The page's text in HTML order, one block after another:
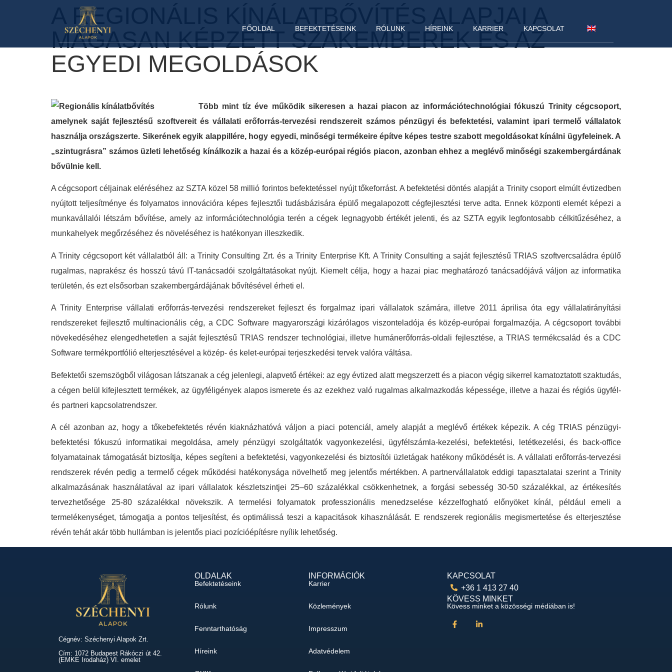
FŐOLDAL BEFEKTETÉSEINK RÓLUNK HÍREINK KARRIER KAPCSOLAT
A REGIONÁLIS KÍNÁLATBŐVÍTÉS ALAPJAI A
MAGASAN KÉPZETT SZAKEMBEREK ÉS AZ
EGYEDI MEGOLDÁSOK
Több mint tíz éve működik sikeresen a hazai piacon az információtechnológiai fókuszú Trinity cégcsoport,
amelynek saját fejlesztésű szoftvereit és vállalati erőforrás-tervezési rendszereit számos pénzügyi és befektetési, valamint ipari termelő vállalatok
használja országszerte. Sikerének egyik alappillére, hogy egyedi, minőségi termékeire építve képes testre szabott megoldásokat kínálni ügyfeleinek. A
„szintugrásra” számos üzleti lehetőség kínálkozik a hazai és a közép-európai régiós piacon, azonban ehhez a meglévő minőségi szakembergárdának
bővülnie kell.
A cégcsoport céljainak eléréséhez az SZTA közel 58 millió forintos befektetéssel nyújt tőkeforrást. A befektetési döntés alapját a Trinity csoport elmúlt évtizedben
nyújtott teljesítménye és folyamatos innovációra képes fejlesztői tudásbázisára épülő megalapozott cégfejlesztési terve adta. Ennek központi elemét képezi a
munkavállalói létszám bővítése, amely az információtechnológia terén a cégek legnagyobb értékét jelenti, és az SZTA egyik legfontosabb célkitűzéséhez, a
munkahelyek megőrzéséhez és növeléséhez is hatékonyan illeszkedik.
A Trinity cégcsoport két vállalatból áll: a Trinity Consulting Zrt. és a Trinity Enterprise Kft. A Trinity Consulting a saját fejlesztésű TRIAS szoftvercsaládra épülő
rugalmas, naprakész és hosszú távú IT-tanácsadói szolgáltatásokat nyújt. Kiemelt célja, hogy a hazai piac meghatározó tanácsadójává váljon az informatika
területén, és ezt elsősorban szakembergárdájának bővítésével érheti el.
A Trinity Enterprise vállalati erőforrás-tervezési rendszereket fejleszt és forgalmaz ipari vállalatok számára, illetve 2011 áprilisa óta egy vállalatirányítási
rendszereket fejlesztő multinacionális cég, a CDC Software magyarországi kizárólagos viszonteladója és közép-európai forgalmazója. A cégcsoport további
növekedéséhez elengedhetetlen a saját fejlesztésű TRIAS rendszer technológiai, illetve humánerőforrás-oldali fejlesztése, a TRIAS termékcsalád és a CDC
Software termékportfólió elterjesztésével a közép- és kelet-európai terjeszkedési tervek valóra váltása.
Befektetői szemszögből világosan látszanak a cég jelenlegi, alapvető értékei: az egy évtized alatt megszerzett és a piacon végig sikerrel kamatoztatott szaktudás,
a cégen belül kifejlesztett termékek, az ügyféligények alapos ismerete és az ezekhez való rugalmas alkalmazkodás képessége, illetve a hazai és régiós ügyfél-
és partneri kapcsolatrendszer.
A cél azonban az, hogy a tőkebefektetés révén kiaknázhatóvá váljon a piaci potenciál, amely alapját a meglévő értékek képezik. A cég TRIAS pénzügyi-
befektetési fókuszú informatikai megoldása, amely pénzügyi szolgáltatók vagyonkezelési, ügyfélszámla-kezelési, befektetési, letétkezelési, és back-office
folyamatainak támogatását biztosítja, képes segíteni a befektetési, vagyonkezelési és biztosítói üzletágak hatékony működését is. A vállalati erőforrás-tervezési
rendszerek révén pedig a termelő cégek működési hatékonysága növelhető meg jelentős mértékben. A partnervállalatok eddigi tapasztalatai szerint a Trinity
alkalmazásának használatával az ipari vállalatok készletszintjei 25–60 százalékkal csökkenhetnek, a forgási sebesség 30-50 százalékkal, az értékesítés
tervezhetősége 25-80 százalékkal növekszik. A termelési folyamatok professzionális menedzselése kézzelfogható előnyöket kínál, például emeli a
termelékenységet, támogatja a pontos teljesítést, és optimálissá teszi a kapacitások kihasználását. E rendszerek regionális megismertetése és elterjesztése
révén tehát akár több hullámban is jelentős piaci pozícióépítésre nyílik lehetőség.
Cégnév: Széchenyi Alapok Zrt.
Cím: 1072 Budapest Rákóczi út 42.
(EMKE Irodaház) VI. emelet
OLDALAK
Befektetéseink
Rólunk
Fenntarthatóság
Híreink
INFORMÁCIÓK
Karrier
Közlemények
Impresszum
Adatvédelem
KAPCSOLAT
+36 1 413 27 40
KÖVESS MINKET
Kövess minket a közösségi médiában is!